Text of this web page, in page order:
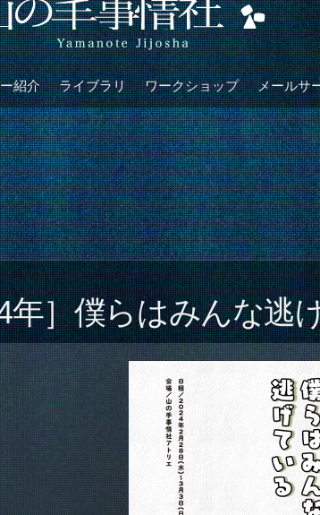
紹介 ライブラリ ワークショップ メールサ
年］僕らはみんな逃